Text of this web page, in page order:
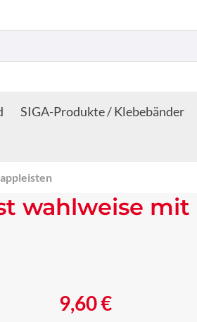
SIGA-Produkte / Klebebänder
wahlweise
Regulärer Preis:
9,60 €